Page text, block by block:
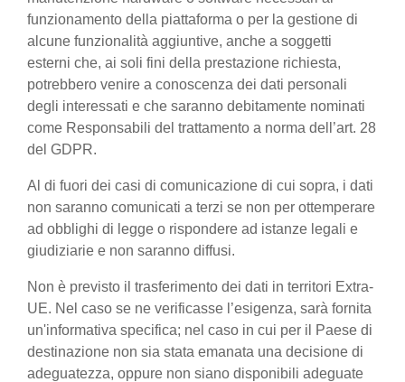
funzionamento della piattaforma o per la gestione di
alcune funzionalità aggiuntive, anche a soggetti
esterni che, ai soli fini della prestazione richiesta,
potrebbero venire a conoscenza dei dati personali
degli interessati e che saranno debitamente nominati
come Responsabili del trattamento a norma dell’art. 28
del GDPR.
Al di fuori dei casi di comunicazione di cui sopra, i dati
non saranno comunicati a terzi se non per ottemperare
ad obblighi di legge o rispondere ad istanze legali e
giudiziarie e non saranno diffusi.
Non è previsto il trasferimento dei dati in territori Extra-
UE. Nel caso se ne verificasse l’esigenza, sarà fornita
un'informativa specifica; nel caso in cui per il Paese di
destinazione non sia stata emanata una decisione di
adeguatezza, oppure non siano disponibili adeguate